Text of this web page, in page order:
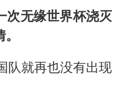
次无缘世界杯浇灭
队就再也没有出现